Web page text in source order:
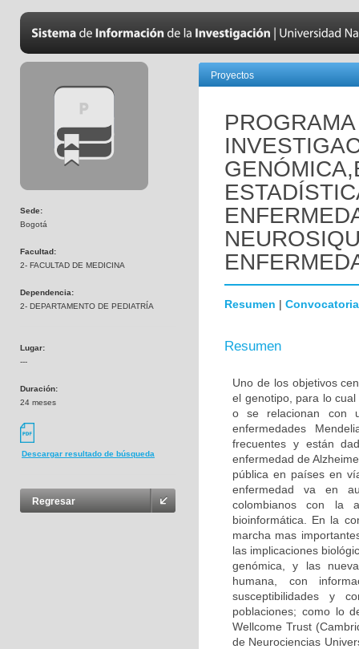
Sede:
Bogotá
Facultad:
2- FACULTAD DE MEDICINA
Dependencia:
2- DEPARTAMENTO DE PEDIATRÍA
Lugar:
---
Duración:
24 meses
Descargar resultado de búsqueda
Regresar
Proyectos
Resumen | Convocatoria
Resumen
Uno de los objetivos
el genotipo, para lo
o se relacionan con
enfermedades
frecuentes y están
enfermedad de
pública en países en
enfermedad va en
colombianos con la
bioinformática. En la
marcha mas
las implicaciones
genómica, y las
humana, con
susceptibilidades y
poblaciones; como lo
Wellcome Trust
de Neurociencias